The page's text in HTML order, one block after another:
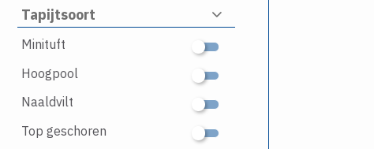
Tapijtsoort
Minituft
Hoogpool
Naaldvilt
Top geschoren